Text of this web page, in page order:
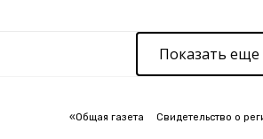
Показать еще
«Общая газета Свидетельство о